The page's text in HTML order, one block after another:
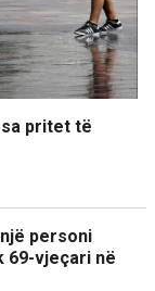
pritet të
personi
69-vjeçari në